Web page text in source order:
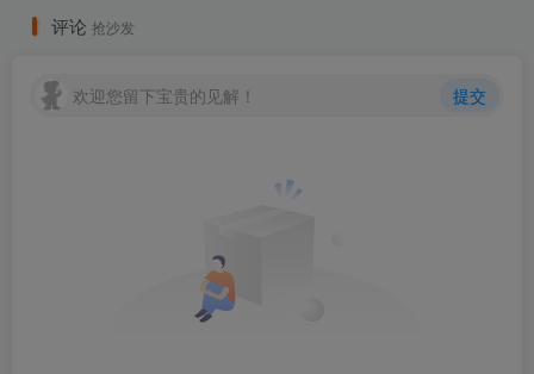
评论 抢沙发
欢迎您留下宝贵的见解！ 提交